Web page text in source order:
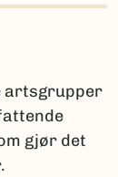
artsgrupper
gjør det